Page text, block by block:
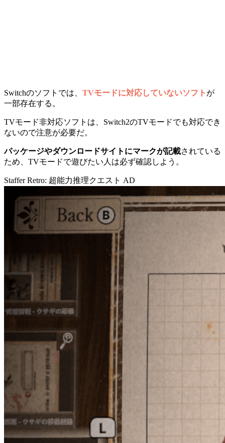
Switchのソフトでは、 TVモードに対応していないソフト が
一部存在する。
TVモード非対応ソフトは、Switch2のTVモードでも対応でき
ないので注意が必要だ。
パッケージやダウンロードサイトにマークが記載されている
ため、TVモードで遊びたい人は必ず確認しよう。
Staffer Retro: 超能力推理クエスト AD